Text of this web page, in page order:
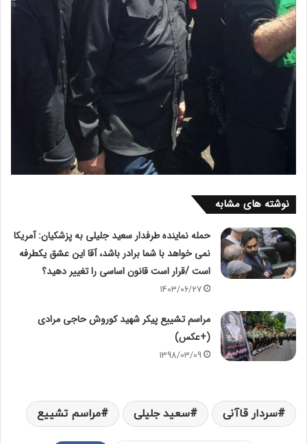
نوشته های مشابه
حمله نماینده طرفدار سعید جلیلی به پزشکیان: آمریکا
نمی خواهد با شما برادر باشد، آقا این عشق یکطرفه
است /قرار است قانون اساسی را تغییر دهید؟
1403/06/27
مراسم تشییع پیکر شهید کوروش حاجی مرادی
(+عکس)
1398/03/09
سردار قاآنی سعید جلیلی مراسم تشییع